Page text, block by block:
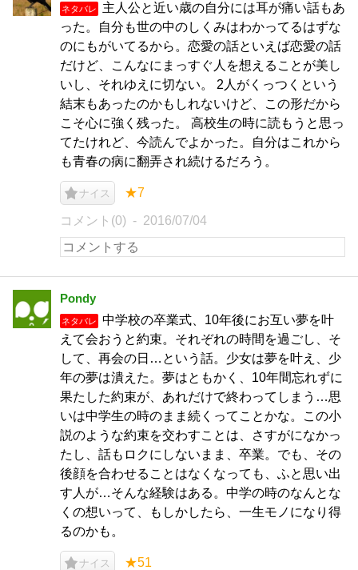
ネタバレ
主人公と近い歳の自分には耳が痛い話もあ
った。自分も世の中のしくみはわかってるはずな
のにもがいてるから。恋愛の話といえば恋愛の話
だけど、こんなにまっすぐ人を想えることが美し
いし、それゆえに切ない。 2人がくっつくという
結末もあったのかもしれないけど、この形だから
こそ心に強く残った。 高校生の時に読もうと思っ
てたけれど、今読んでよかった。自分はこれから
も青春の病に翻弄され続けるだろう。
ナイス ★7
コメント(0) 2016/07/04
Pondy
ネタバレ
中学校の卒業式、10年後にお互い夢を叶
えて会おうと約束。それぞれの時間を過ごし、そ
して、再会の日…という話。少女は夢を叶え、少
年の夢は潰えた。夢はともかく、10年間忘れずに
果たした約束が、あれだけで終わってしまう…思
いは中学生の時のまま続くってことかな。この小
説のような約束を交わすことは、さすがになかっ
たし、話もロクにしないまま、卒業。でも、その
後顔を合わせることはなくなっても、ふと思い出
す人が…そんな経験はある。中学の時のなんとな
くの想いって、もしかしたら、一生モノになり得
るのかも。
ナイス ★51